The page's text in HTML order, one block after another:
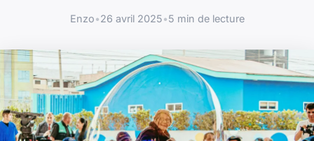
Enzo•26 avril 2025•5 min de lecture